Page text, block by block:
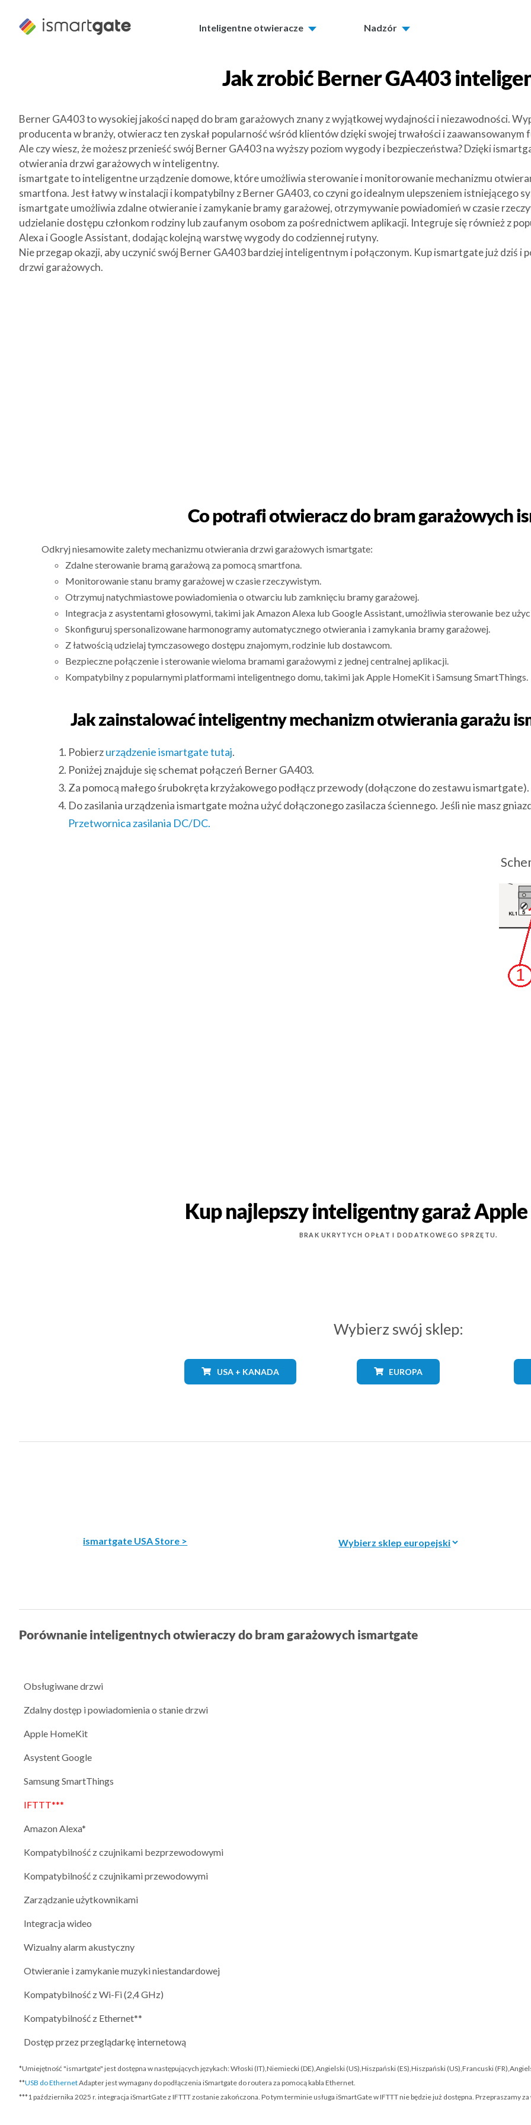
treści
Inteligentne otwieracze Nadzór
Jak zrobićBerner GA403
Berner GA403 to wysokiej jakości napęd do bram garażowych znany z wyjątkowej wydajności i niezawodności.
producenta w branży, otwieracz ten zyskał popularność wśród klientów dzięki swojej trwałości i zaawansowanym
Ale czy wiesz, że możesz przenieść swój Berner GA403 na wyższy poziom wygody i bezpieczeństwa? Dzięki
otwierania drzwi garażowych w inteligentny.
ismartgate to inteligentne urządzenie domowe, które umożliwia sterowanie i monitorowanie mechanizmu
smartfona. Jest łatwy w instalacji i kompatybilny z Berner GA403, co czyni go idealnym ulepszeniem istniejącego
ismartgate umożliwia zdalne otwieranie i zamykanie bramy garażowej, otrzymywanie powiadomień w czasie
udzielanie dostępu członkom rodziny lub zaufanym osobom za pośrednictwem aplikacji. Integruje się również z
Alexa i Google Assistant, dodając kolejną warstwę wygody do codziennej rutyny.
Nie przegap okazji, aby uczynić swój Berner GA403 bardziej inteligentnym i połączonym. Kup ismartgate już dziś
drzwi garażowych.
Co potrafi otwieracz do bram garażowych
Odkryj niesamowite zalety mechanizmu otwierania drzwi garażowych ismartgate:
Zdalne sterowanie bramą garażową za pomocą smartfona.
Monitorowanie stanu bramy garażowej w czasie rzeczywistym.
Otrzymuj natychmiastowe powiadomienia o otwarciu lub zamknięciu bramy garażowej.
Integracja z asystentami głosowymi, takimi jak Amazon Alexa lub Google Assistant, umożliwia sterowanie bez
Skonfiguruj spersonalizowane harmonogramy automatycznego otwierania i zamykania bramy garażowej.
Z łatwością udzielaj tymczasowego dostępu znajomym, rodzinie lub dostawcom.
Bezpieczne połączenie i sterowanie wieloma bramami garażowymi z jednej centralnej aplikacji.
Kompatybilny z popularnymi platformami inteligentnego domu, takimi jak Apple HomeKit i Samsung SmartThings.
Jak zainstalować inteligentny mechanizm otwierania garażu
Pobierzurządzenie ismartgate tutaj.
Poniżej znajduje się schemat połączeń Berner GA403.
Za pomocą małego śrubokręta krzyżakowego podłącz przewody (dołączone do zestawu ismartgate).
Do zasilania urządzenia ismartgate można użyć dołączonego zasilacza ściennego. Jeśli nie masz
Przetwornica zasilania DC/DC.
Kup najlepszy inteligentny garaż
BRAK UKRYTYCH OPŁAT I DODATKOWEGO SPRZĘTU.
Wybierz swój sklep:
USA + KANADA EUROPA
ismartgate USA Store >
Porównanie inteligentnych otwieraczy do bram garażowych ismartgate
Obsługiwane drzwi
Zdalny dostęp i powiadomienia o stanie drzwi
Apple HomeKit
Asystent Google
Samsung SmartThings
IFTTT***
Amazon Alexa*
Kompatybilność z czujnikami bezprzewodowymi
Kompatybilność z czujnikami przewodowymi
Zarządzanie użytkownikami
Integracja wideo
Wizualny alarm akustyczny
Otwieranie i zamykanie muzyki niestandardowej
Kompatybilność z Wi-Fi (2,4 GHz)
Kompatybilność z Ethernet**
Dostęp przez przeglądarkę internetową
*Umiejętność "ismartgate" jest dostępna w następujących językach: Włoski (IT),Niemiecki (DE),Angielski (US),Hiszpański (ES),Hiszpański (US),Francuski
**USB do EthernetAdapter jest wymagany do podłączenia iSmartgate do routera za pomocą kabla Ethernet.
***1 października 2025 r. integracja iSmartGate z IFTTT zostanie zakończona. Po tym terminie usługa iSmartGate w IFTTT nie będzie już dostępna. Przepraszamy